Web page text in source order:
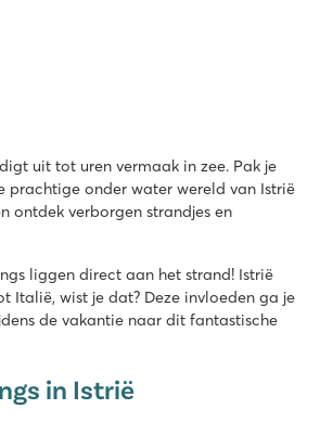
uit tot uren vermaak in zee. Pak je
prachtige onder water wereld van Istrië
ontdek verborgen strandjes en
liggen direct aan het strand! Istrië
Italië, wist je dat? Deze invloeden ga je
de vakantie naar dit fantastische
in Istrië